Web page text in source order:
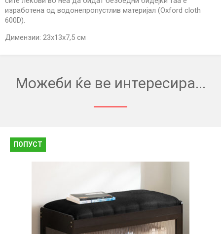
изработена од водонепропустлив материјал (Oxford cloth
600D).
Димензии: 23х13х7,5 см
Можеби ќе ве интересира...
ПОПУСТ